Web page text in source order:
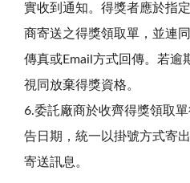
實收到通知。得獎者應於指
商寄送之得獎領取單，並連
傳真或Email方式回傳。若逾
視同放棄得獎資格。
6.委託廠商於收齊得獎領取
告日期，統一以掛號方式寄
寄送訊息。